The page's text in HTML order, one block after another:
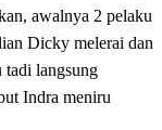
awalnya 2 pelaku
Dicky melerai dan
tadi langsung
Indra meniru